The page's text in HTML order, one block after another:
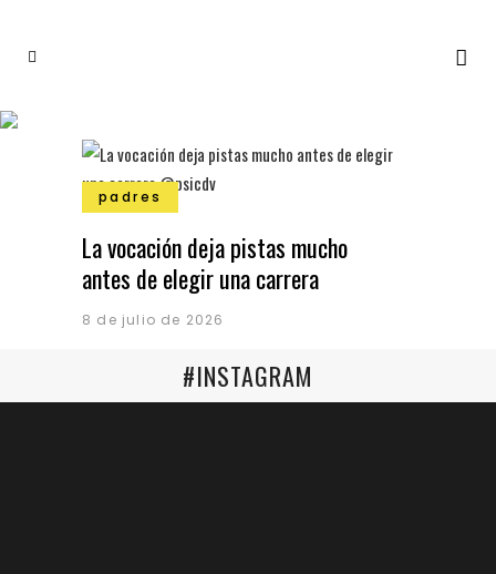
padres
La vocación deja pistas mucho
antes de elegir una carrera
8 de julio de 2026
#INSTAGRAM